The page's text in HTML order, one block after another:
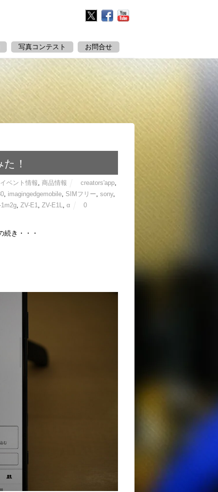
写真コンテスト お問合せ
Twitter FacebookYouTube
！
イベント情報,商品情報 creators'app,
, imagingedgemobile, SIMフリー, sony,
, ZV-E1, ZV-E1L, α
0
続き・・・